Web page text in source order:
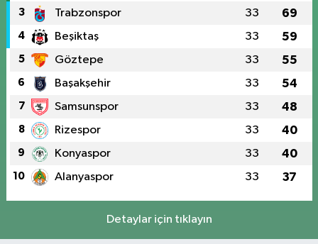
3 Trabzonspor 33 69
4 Beşiktaş 33 59
5 Göztepe 33 55
6 Başakşehir 33 54
7 Samsunspor 33 48
8 Rizespor 33 40
9 Konyaspor 33 40
10 Alanyaspor 33 37
Detaylar için tıklayın